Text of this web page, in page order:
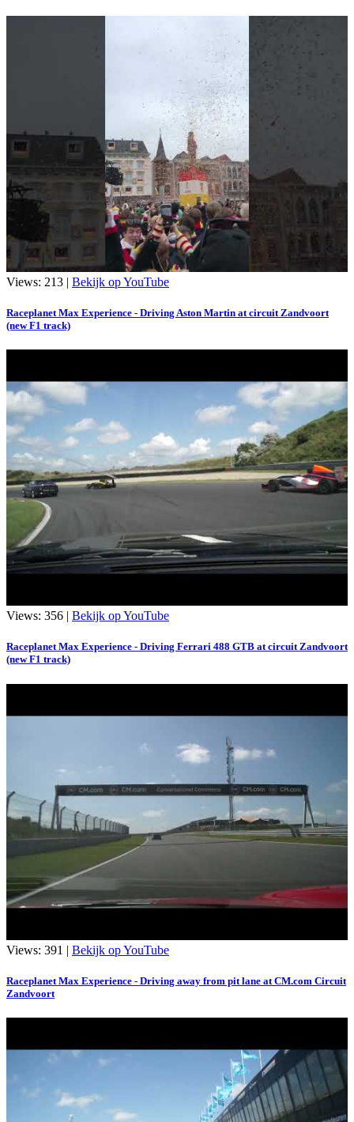
Views: 213 | Bekijk op YouTube
Raceplanet Max Experience - Driving Aston Martin at circuit Zandvoort
(new F1 track)
Views: 356 | Bekijk op YouTube
Raceplanet Max Experience - Driving Ferrari 488 GTB at circuit Zandvoort
(new F1 track)
Views: 391 | Bekijk op YouTube
Raceplanet Max Experience - Driving away from pit lane at CM.com Circuit
Zandvoort